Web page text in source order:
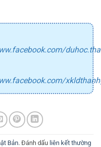
Bản. Đánh dấu liên kết thường